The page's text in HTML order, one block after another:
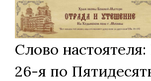
Слово
26-я по